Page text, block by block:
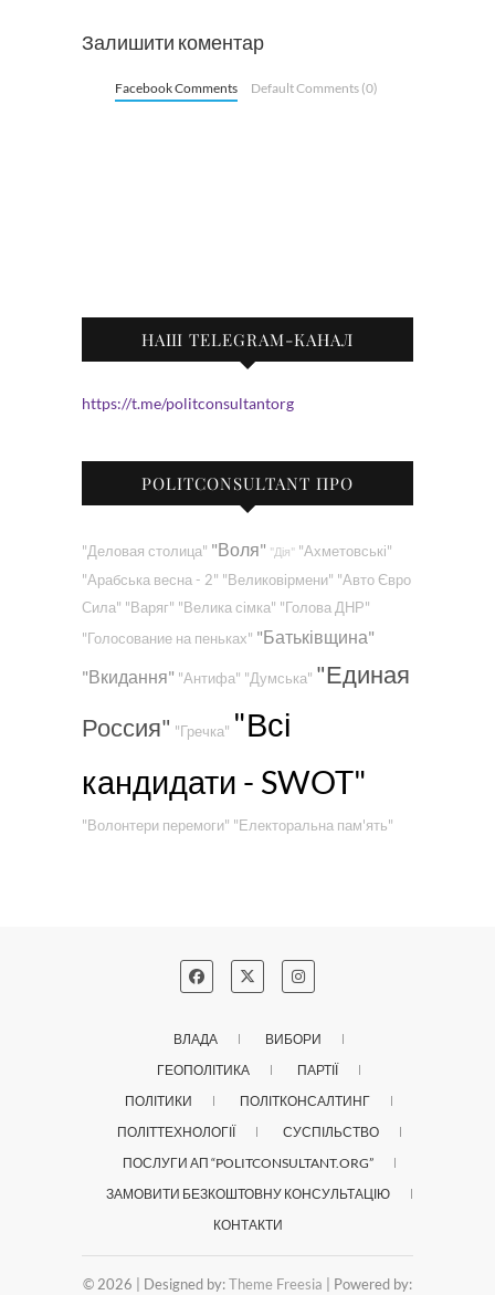
Залишити коментар
Facebook Comments Default Comments (0)
НАШ TELEGRAM-КАНАЛ
https://t.me/politconsultantorg
POLITCONSULTANT ПРО
"Деловая столица" "Воля" "Дія" "Ахметовські"
"Арабська весна - 2" "Великовірмени" "Авто Євро
Сила" "Варяг" "Велика сімка" "Голова ДНР"
"Голосование на пеньках" "Батьківщина"
"Вкидання" "Антифа" "Думська" "Единая
Россия" "Гречка" "Всі
кандидати - SWOT"
"Волонтери перемоги" "Електоральна пам'ять"
ВЛАДА
ВИБОРИ
ГЕОПОЛІТИКА
ПАРТІЇ
ПОЛІТИКИ
ПОЛІТКОНСАЛТИНГ
ПОЛІТТЕХНОЛОГІЇ
СУСПІЛЬСТВО
ПОСЛУГИ АП “POLITCONSULTANT.ORG”
ЗАМОВИТИ БЕЗКОШТОВНУ КОНСУЛЬТАЦІЮ
КОНТАКТИ
© 2026 | Designed by:Theme Freesia | Powered by: